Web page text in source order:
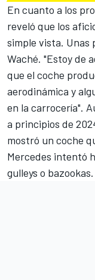
En cuanto a los
reveló que los
simple vista. Unas
Waché. "Estoy de
que el coche
aerodinámica y
en la carrocería".
a principios de
mostró un coche
Mercedes intentó
gulleys o bazookas.